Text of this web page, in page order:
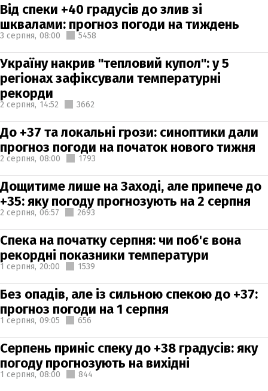
Від спеки +40 градусів до злив зі
шквалами: прогноз погоди на тиждень
3 серпня, 08:00 5458
Україну накрив "тепловий купол": у 5
регіонах зафіксували температурні
рекорди
2 серпня, 14:52 3662
До +37 та локальні грози: синоптики дали
прогноз погоди на початок нового тижня
2 серпня, 08:00 1793
Дощитиме лише на Заході, але припече до
+35: яку погоду прогнозують на 2 серпня
2 серпня, 06:57 2693
Спека на початку серпня: чи поб'є вона
рекордні показники температури
1 серпня, 20:00 1539
Без опадів, але із сильною спекою до +37:
прогноз погоди на 1 серпня
1 серпня, 09:05 656
Серпень приніс спеку до +38 градусів: яку
погоду прогнозують на вихідні
1 серпня, 08:00 844